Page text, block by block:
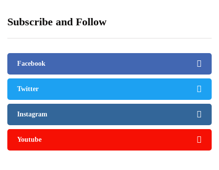
Subscribe and Follow
Facebook
Twitter
Instagram
Youtube